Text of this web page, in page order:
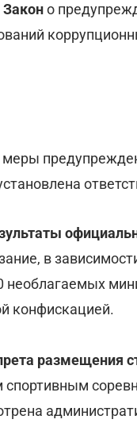
Законо
в
необлагаемых
конфискацией.
размещения